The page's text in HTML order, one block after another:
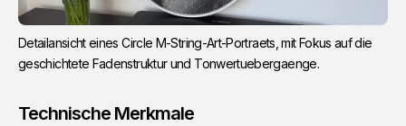
Detailansicht eines Circle M-String-Art-Portraets, mit Fokus auf die
geschichtete Fadenstruktur und Tonwertuebergaenge.
Technische Merkmale